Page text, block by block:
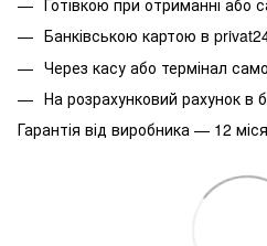
Банківською картою в
Через касу або термінал
На розрахунковий рахунок в
Гарантія від виробника — 12